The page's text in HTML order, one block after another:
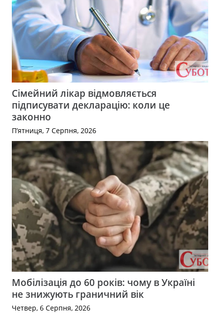
Сімейний лікар відмовляється
підписувати декларацію: коли це
законно
П’ятниця, 7 Серпня, 2026
Мобілізація до 60 років: чому в Україні
не знижують граничний вік
Четвер, 6 Серпня, 2026